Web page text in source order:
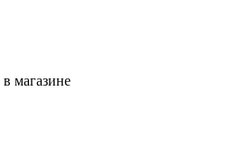
магазине